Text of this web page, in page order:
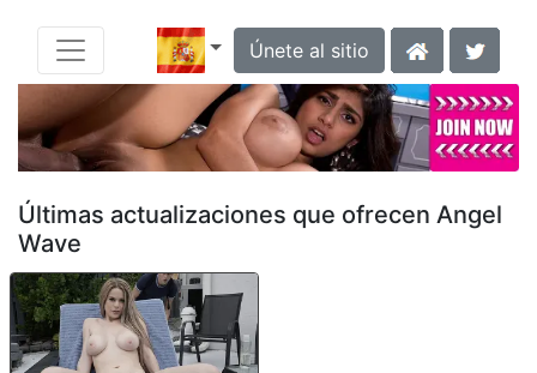
Únete al sitio
Últimas actualizaciones que ofrecen Angel
Wave